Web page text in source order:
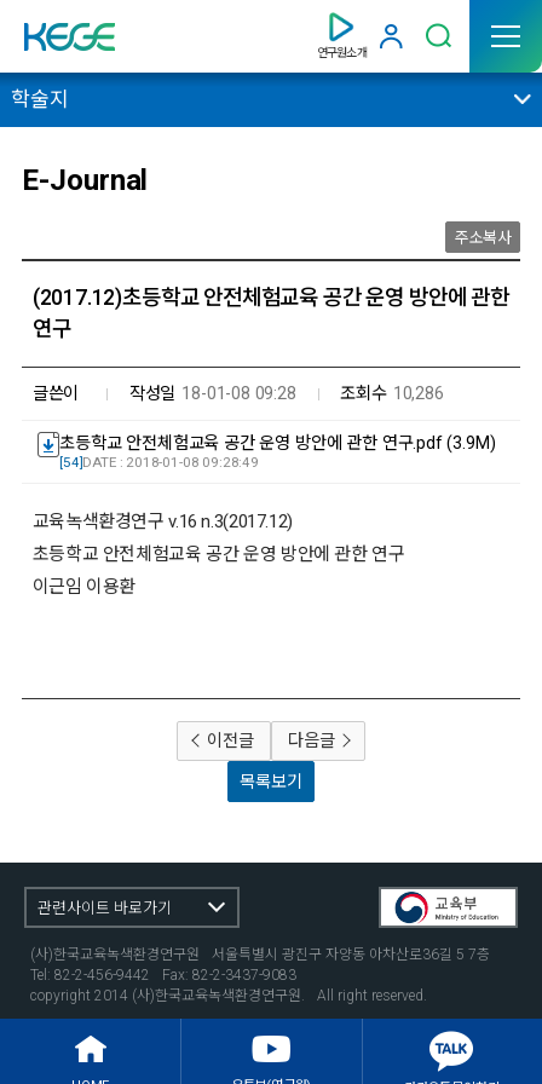
연구원소개
학술지
E-Journal
주소복사
(2017.12)초등학교 안전체험교육 공간 운영 방안에 관한
연구
글쓴이 작성일 18-01-08 09:28 조회수 10,286
초등학교 안전체험교육 공간 운영 방안에 관한 연구.pdf (3.9M)
[54]DATE : 2018-01-08 09:28:49
교육녹색환경연구 v.16 n.3(2017.12)
초등학교 안전체험교육 공간 운영 방안에 관한 연구
이근임 이용환
이전글 다음글
목록보기
(사)한국교육녹색환경연구원
서울특별시 광진구 자양동 아차산로36길 5 7층
Tel: 82-2-456-9442
Fax: 82-2-3437-9083
copyright 2014 (사)한국교육녹색환경연구원.
All right reserved.
관련사이트 바로가기